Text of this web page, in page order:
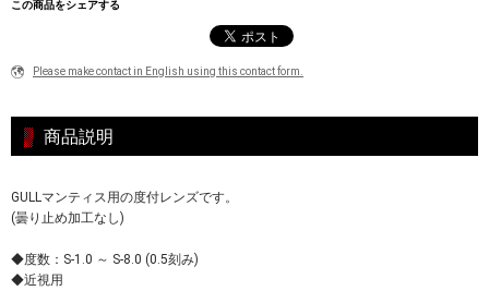
この商品をシェアする
Please make contact in English using this contact form.
商品説明
GULLマンティス用の度付レンズです。
(曇り止め加工なし)
◆度数：S-1.0 ～ S-8.0 (0.5刻み)
◆近視用